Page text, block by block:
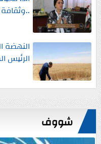
النهضة
الرئيس
شووف